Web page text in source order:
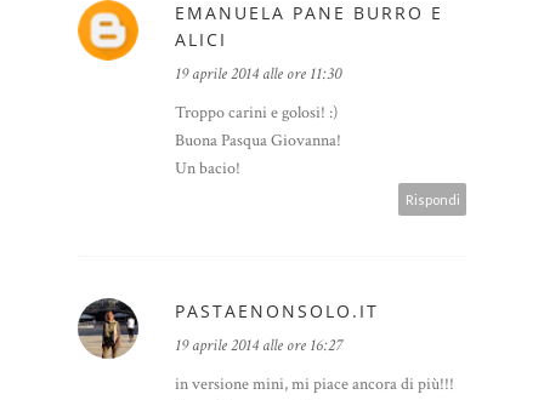
EMANUELA PANE BURRO E
ALICI
19 aprile 2014 alle ore 11:30
Troppo carini e golosi! :)
Buona Pasqua Giovanna!
Un bacio!
Rispondi
PASTAENONSOLO.IT
19 aprile 2014 alle ore 16:27
in versione mini, mi piace ancora di più!!!